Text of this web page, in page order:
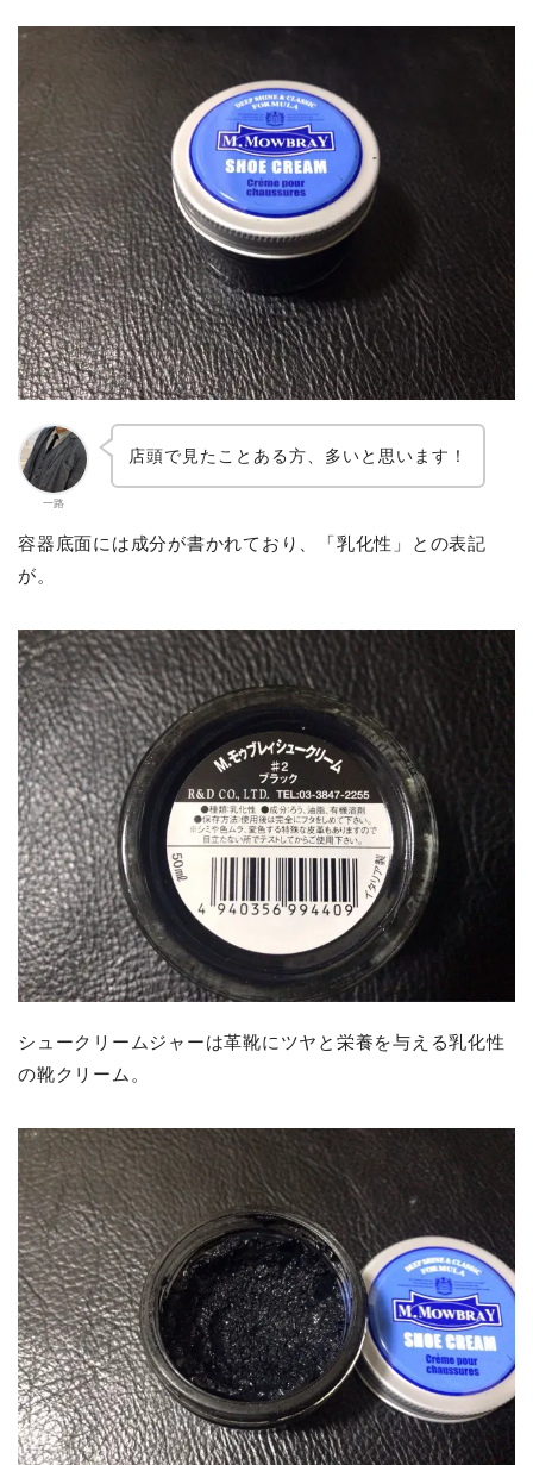
一路
店頭で見たことある方、多いと思います！
容器底面には成分が書かれており、「乳化性」との表記
が。
シュークリームジャーは革靴にツヤと栄養を与える乳化性
の靴クリーム。